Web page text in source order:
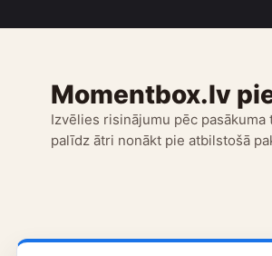
o
g
b
Momentbox.lv
Izvēlies risinājumu pēc
palīdz ātri nonākt pie atbilstošā